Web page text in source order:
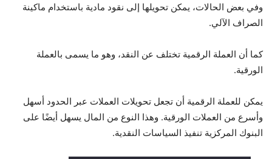
وفي بعض الحالات، يمكن تحويلها إلى نقود مادية باستخدام ماكينة
الصراف الآلي.
كما أن العملة الرقمية تختلف عن النقد، وهو ما يسمى بالعملة
الورقية.
يمكن للعملة الرقمية أن تجعل تحويلات العملات عبر الحدود أسهل
وأسرع من العملات الورقية. وهذا النوع من المال يسهل أيضًا على
البنوك المركزية تنفيذ السياسات النقدية.